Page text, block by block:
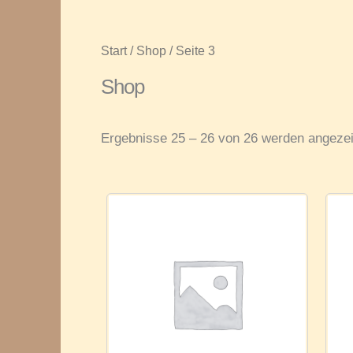
Start/ Shop / Seite 3
Shop
Ergebnisse 25 – 26 von 26 werden